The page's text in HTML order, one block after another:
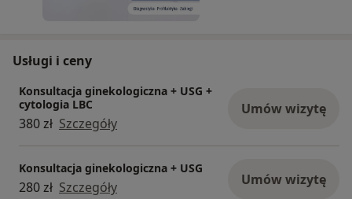
Usługi i ceny
Konsultacja ginekologiczna + USG +
cytologia LBC
380 zł Szczegóły
Umów wizytę
Konsultacja ginekologiczna + USG
280 zł Szczegóły Umów wizytę